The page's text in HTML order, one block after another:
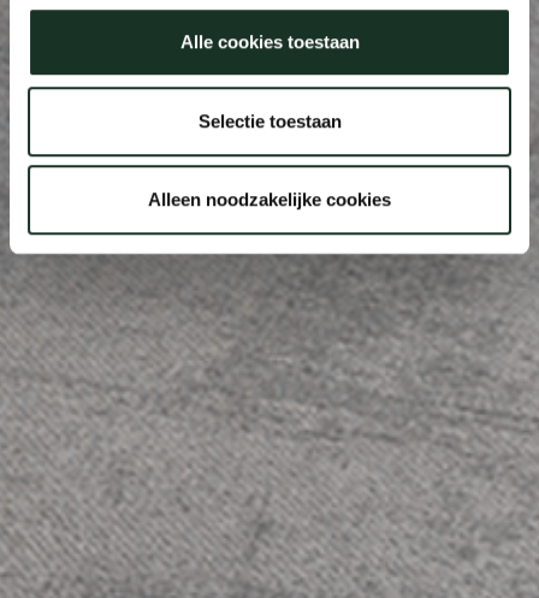
Alle cookies toestaan
Selectie toestaan
Alleen noodzakelijke cookies